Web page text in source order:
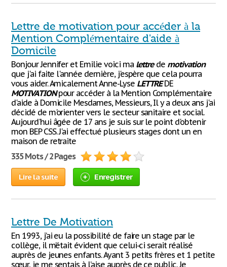
Lettre de motivation pour accéder à la
Mention Complémentaire d'aide à
Domicile
Bonjour Jennifer et Emilie voici ma lettrede motivation
que j'ai faite l'année dernière, j'espère que cela pourra
vous aider. Amicalement Anne-Lyse LETTREDE
MOTIVATIONpour accéder à la Mention Complémentaire
d'aide à Domicile Mesdames, Messieurs, Il y a deux ans j'ai
décidé de m'orienter vers le secteur sanitaire et social.
Aujourd'hui âgée de 17 ans je suis sur le point d'obtenir
mon BEP CSS. J'ai effectué plusieurs stages dont un en
maison de retraite
335 Mots / 2 Pages
Lire la suite Enregistrer
Lettre De Motivation
En 1993, j’ai eu la possibilité de faire un stage par le
collège, il m’était évident que celui-ci serait réalisé
auprès de jeunes enfants. Ayant 3 petits frères et 1 petite
sœur, je me sentais à l’aise auprès de ce public. Je